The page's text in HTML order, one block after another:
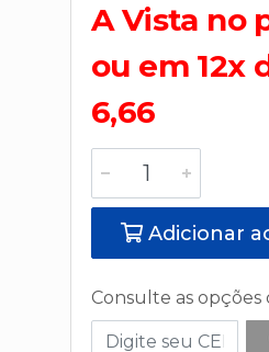
A Vista no
ou em 12x
6,66
Adicionar
Consulte as